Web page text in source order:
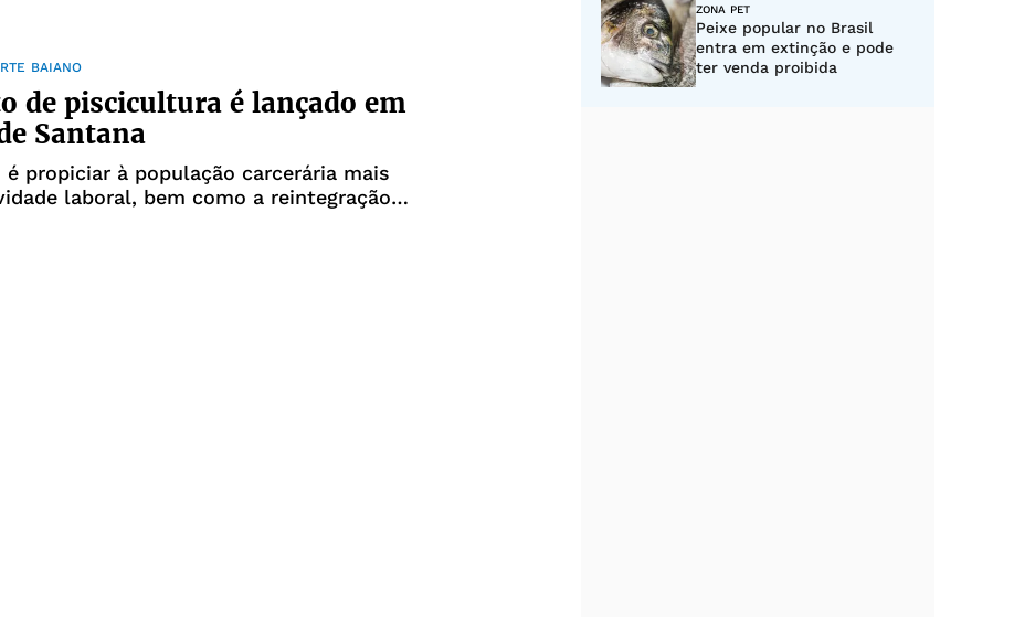
BAIANO
de piscicultura é lançado em
Santana
é propiciar à população carcerária mais
laboral, bem como a reintegração
ZONA PET
Peixe popular no Brasil
entra em extinção e pode
ter venda proibida